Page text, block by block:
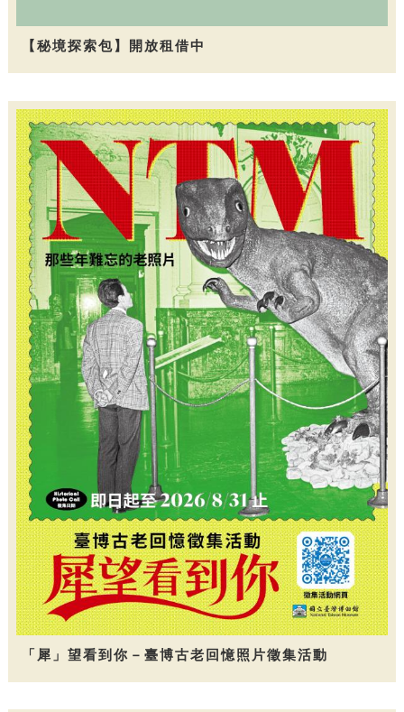
【秘境探索包】開放租借中
「犀」望看到你－臺博古老回憶照片徵集活動